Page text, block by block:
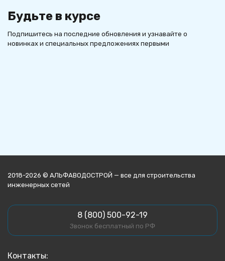
Будьте в курсе
Подпишитесь на последние обновления и узнавайте о
новинках и специальных предложениях первыми
2018-2026 © АЛЬФАВОДОСТРОЙ — все для строительства
инженерных сетей
8 (800) 500-92-19
Звонок бесплатный по РФ
Контакты: